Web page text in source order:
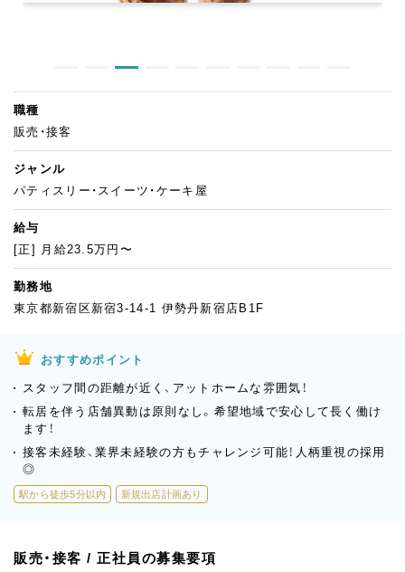
職種
販売・接客
ジャンル
パティスリー・スイーツ・ケーキ屋
給与
[正] 月給23.5万円〜
勤務地
東京都新宿区新宿3-14-1 伊勢丹新宿店B1F
おすすめポイント
スタッフ間の距離が近く、アットホームな雰囲気！
転居を伴う店舗異動は原則なし。希望地域で安心して長く働け
ます！
接客未経験、業界未経験の方もチャレンジ可能！人柄重視の採用
◎
駅から徒歩5分以内 新規出店計画あり
販売・接客 / 正社員の募集要項